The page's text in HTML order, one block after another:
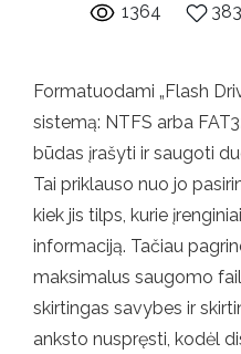
1364 383
Formatuodami „Flash
sistemą: NTFS arba
būdas įrašyti ir saugoti
Tai priklauso nuo jo
kiek jis tilps, kurie
informaciją. Tačiau
maksimalus saugomo
skirtingas savybes ir
anksto nuspręsti, kodėl